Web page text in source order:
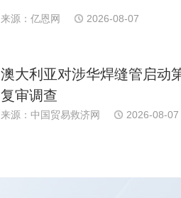
来源：亿恩网 2026-08-07
澳大利亚对涉华焊缝管启动
复审调查
来源：中国贸易救济网 2026-08-07